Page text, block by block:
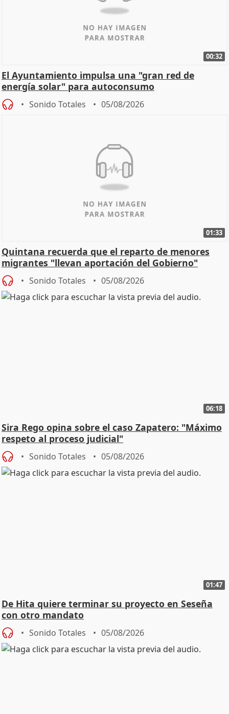
00:32
El Ayuntamiento impulsa una "gran red de
energía solar" para autoconsumo
Sonido Totales 05/08/2026
01:33
Quintana recuerda que el reparto de menores
migrantes "llevan aportación del Gobierno"
central
Sonido Totales 05/08/2026
06:18
Sira Rego opina sobre el caso Zapatero: "Máximo
respeto al proceso judicial"
Sonido Totales 05/08/2026
01:47
De Hita quiere terminar su proyecto en Seseña
con otro mandato
Sonido Totales 05/08/2026